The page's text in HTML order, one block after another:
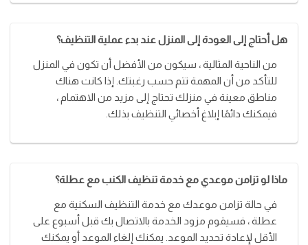
هل أحتاج إلى العودة إلى المنزل عند بدء عملية التنظيف؟
من الناحية المثالية ، سيكون من الأفضل أن تكون في المنزل
للتأكد من أن المهمة تتم حسب رغبتك. إذا كانت هناك
مناطق معينة في منزلك تحتاج إلى مزيد من الاهتمام ،
فيمكنك دائمًا إبلاغ أخصائي التنظيف بذلك.
ماذا لو تزامن موعدي مع خدمة تنظيف الكنب مع عطلة؟
في حالة تزامن موعدك مع خدمة التنظيف السكنية مع
عطلة ، فسيقوم مزود الخدمة بالاتصال بك قبل أسبوع على
الأقل لإعادة تحديد الموعد. يمكنك إلغاء الموعد أو يمكنك